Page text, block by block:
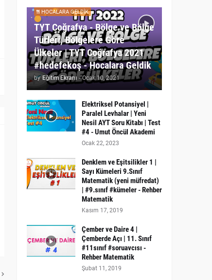
HOCALARA GELDIK
TYT Coğrafya - Bölge ve Bölge
Türleri, Bölgelere Göre
Ülkeler | TYT Coğrafya 2021
#hedefekoş - Hocalara Geldik
by Eğitim Ekranı - Ocak 10, 2021
Elektriksel Potansiyel |
Paralel Levhalar | Yeni
Nesil AYT Soru Kitabı | Test
#4 - Umut Öncül Akademi
Ocak 22, 2023
Denklem ve Eşitsilikler 1 |
Sayı Kümeleri 9.Sınıf
Matematik (yeni müfredat)
| #9.sınıf #kümeler - Rehber
Matematik
Kasım 17, 2019
Çember ve Daire 4 |
Çemberde Açı | 11. Sınıf
#11sınıf #soruavcısı -
Rehber Matematik
Şubat 11, 2019